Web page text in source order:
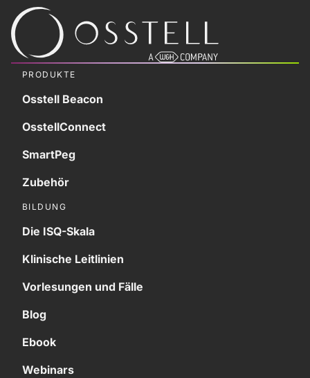
PRODUKTE
Osstell Beacon
OsstellConnect
SmartPeg
Zubehör
BILDUNG
Die ISQ-Skala
Klinische Leitlinien
Vorlesungen und Fälle
Blog
Ebook
Webinars